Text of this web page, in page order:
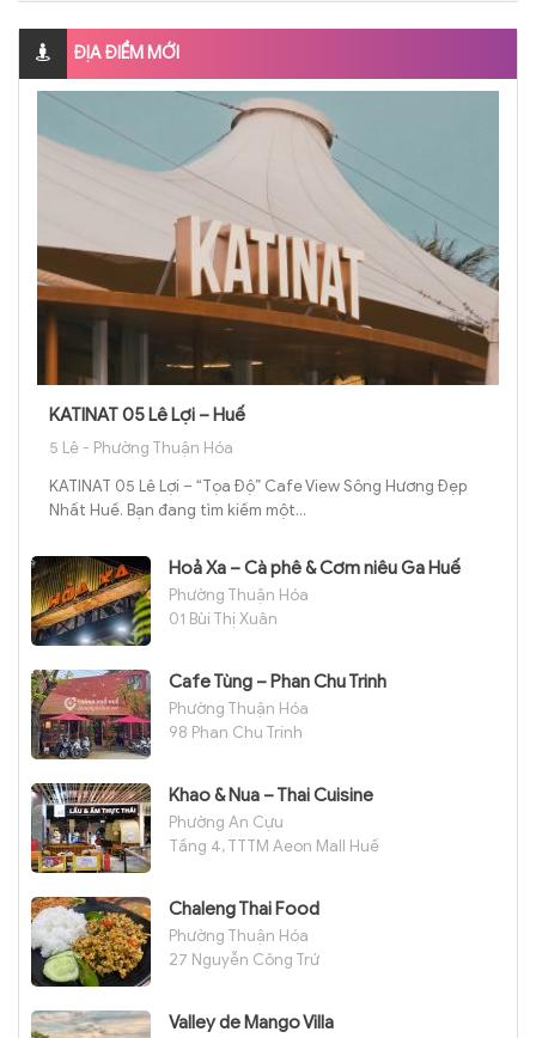
ĐỊA ĐIỂM MỚI
KATINAT 05 Lê Lợi – Huế
5 Lê - Phường Thuận Hóa
KATINAT 05 Lê Lợi – “Tọa Độ” Cafe View Sông Hương Đẹp
Nhất Huế. Bạn đang tìm kiếm một...
Hoả Xa – Cà phê & Cơm niêu Ga Huế
Phường Thuận Hóa
01 Bùi Thị Xuân
Cafe Tùng – Phan Chu Trinh
Phường Thuận Hóa
98 Phan Chu Trinh
Khao & Nua – Thai Cuisine
Phường An Cựu
Tầng 4, TTTM Aeon Mall Huế
Chaleng Thai Food
Phường Thuận Hóa
27 Nguyễn Công Trứ
Valley de Mango Villa